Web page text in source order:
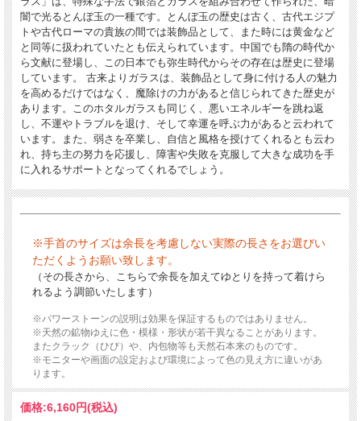
闇で光るとんぼ玉の一種です。とんぼ玉の歴史は古く、古代エジプ
トや古代ローマの貴族の間では装飾品として、また時には黄金など
と同等に扱われていたとも伝えられています。中国でも隋の時代か
ら文献に登場し、この日本でも弥生時代からその存在は歴史に登場
しています。 古来よりガラスは、装飾品として身に付ける人の魅力
を高めるだけではなく、魔除けの力があると信じられてきた歴史が
あります。このホタルガラスも同じく、悪いエネルギーを跳ね返
し、不運やトラブルを退け、そして幸運を呼ぶ力があると云われて
います。また、弱さを卒業し、自信と風格を授けてくれるとも云わ
れ、持ち主の努力を応援し、障害や失敗を克服して大きな成功を手
に入れるサポートとなってくれるでしょう。
※手首のサイズは余長を考慮しない実際の長さをお選びい
ただくようお願い致します。
（その長さから、こちらで余長を加えてゆとりを持って着けら
れるよう調節いたします）
※パワーストーンの説明は効果を保証するものではありません。
※天然の鉱物ゆえに色・模様・形状が若干異なることがあります。
またクラック（ひび）や、内包物等も天然石本来のものです。
※モニターや画面の設定および環境によって色の見え方に違いがあ
ります。
価格:6,160円(税込)